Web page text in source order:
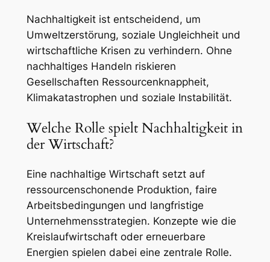
Nachhaltigkeit ist entscheidend, um
Umweltzerstörung, soziale Ungleichheit und
wirtschaftliche Krisen zu verhindern. Ohne
nachhaltiges Handeln riskieren
Gesellschaften Ressourcenknappheit,
Klimakatastrophen und soziale Instabilität.
Welche Rolle spielt Nachhaltigkeit in
der Wirtschaft?
Eine nachhaltige Wirtschaft setzt auf
ressourcenschonende Produktion, faire
Arbeitsbedingungen und langfristige
Unternehmensstrategien. Konzepte wie die
Kreislaufwirtschaft oder erneuerbare
Energien spielen dabei eine zentrale Rolle.